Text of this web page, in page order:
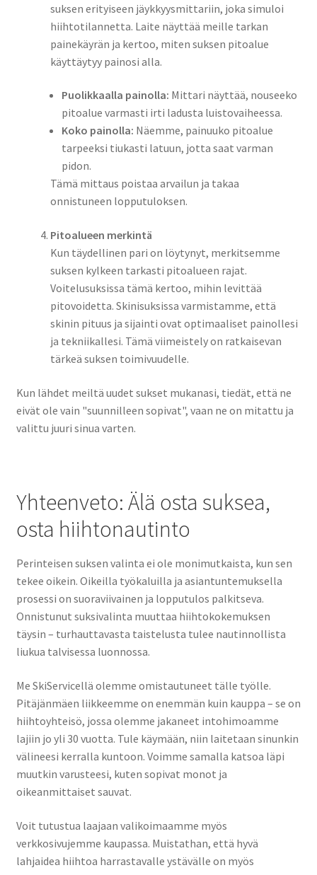
suksen erityiseen jäykkyysmittariin, joka simuloi
hiihtotilannetta. Laite näyttää meille tarkan
painekäyrän ja kertoo, miten suksen pitoalue
käyttäytyy painosi alla.
Puolikkaalla painolla: Mittari näyttää, nouseeko
pitoalue varmasti irti ladusta luistovaiheessa.
Koko painolla: Näemme, painuuko pitoalue
tarpeeksi tiukasti latuun, jotta saat varman
pidon.
Tämä mittaus poistaa arvailun ja takaa
onnistuneen lopputuloksen.
Pitoalueen merkintä
Kun täydellinen pari on löytynyt, merkitsemme
suksen kylkeen tarkasti pitoalueen rajat.
Voitelusuksissa tämä kertoo, mihin levittää
pitovoidetta. Skinisuksissa varmistamme, että
skinin pituus ja sijainti ovat optimaaliset painollesi
ja tekniikallesi. Tämä viimeistely on ratkaisevan
tärkeä suksen toimivuudelle.
Kun lähdet meiltä uudet sukset mukanasi, tiedät, että ne
eivät ole vain "suunnilleen sopivat", vaan ne on mitattu ja
valittu juuri sinua varten.
Yhteenveto: Älä osta suksea,
osta hiihtonautinto
Perinteisen suksen valinta ei ole monimutkaista, kun sen
tekee oikein. Oikeilla työkaluilla ja asiantuntemuksella
prosessi on suoraviivainen ja lopputulos palkitseva.
Onnistunut suksivalinta muuttaa hiihtokokemuksen
täysin – turhauttavasta taistelusta tulee nautinnollista
liukua talvisessa luonnossa.
Me SkiServicellä olemme omistautuneet tälle työlle.
Pitäjänmäen liikkeemme on enemmän kuin kauppa – se on
hiihtoyhteisö, jossa olemme jakaneet intohimoamme
lajiin jo yli 30 vuotta. Tule käymään, niin laitetaan sinunkin
välineesi kerralla kuntoon. Voimme samalla katsoa läpi
muutkin varusteesi, kuten sopivat monot ja
oikeanmittaiset sauvat.
Voit tutustua laajaan valikoimaamme myös
verkkosivujemme kaupassa. Muistathan, että hyvä
lahjaidea hiihtoa harrastavalle ystävälle on myös